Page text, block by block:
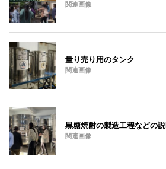
関連画像
量り売り用のタンク
関連画像
黒糖焼酎の製造工程などの
関連画像